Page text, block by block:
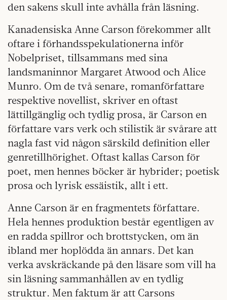
den sakens skull inte avhålla från läsning.
Kanadensiska Anne Carson förekommer allt
oftare i förhandsspekulationerna inför
Nobelpriset, tillsammans med sina
landsmaninnor Margaret Atwood och Alice
Munro. Om de två senare, romanförfattare
respektive novellist, skriver en oftast
lättillgänglig och tydlig prosa, är Carson en
författare vars verk och stilistik är svårare att
nagla fast vid någon särskild definition eller
genretillhörighet. Oftast kallas Carson för
poet, men hennes böcker är hybrider; poetisk
prosa och lyrisk essäistik, allt i ett.
Anne Carson är en fragmentets författare.
Hela hennes produktion består egentligen av
en radda spillror och brottstycken, om än
ibland mer hoplödda än annars. Det kan
verka avskräckande på den läsare som vill ha
sin läsning sammanhållen av en tydlig
struktur. Men faktum är att Carsons